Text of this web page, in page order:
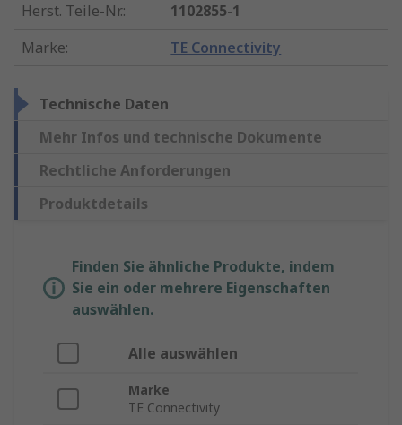
Herst. Teile-Nr.:
1102855-1
Marke: TE Connectivity
Technische Daten
Mehr Infos und technische Dokumente
Rechtliche Anforderungen
Produktdetails
Finden Sie ähnliche Produkte, indem
Sie ein oder mehrere Eigenschaften
auswählen.
Alle auswählen
Marke
TE Connectivity